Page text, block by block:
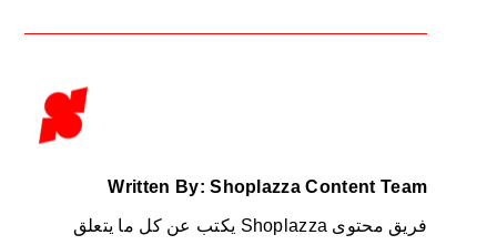
Written By: Shoplazza Content Team
فريق محتوى Shoplazza يكتب عن كل ما يتعلق